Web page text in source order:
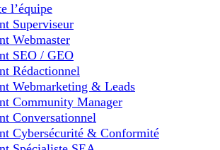
l’équipe
Superviseur
Webmaster
SEO / GEO
Rédactionnel
Webmarketing & Leads
Community Manager
Conversationnel
Cybersécurité & Conformité